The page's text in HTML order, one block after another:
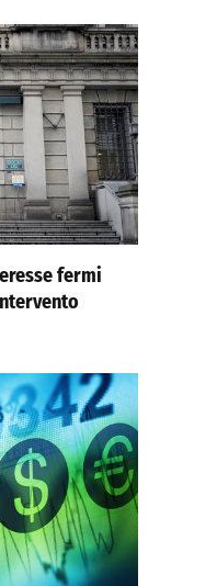
fermi